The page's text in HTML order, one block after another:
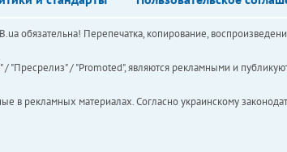
обязательна! Перепечатка, копирование,
/ "Promoted", являются рекламными и
в рекламных материалах. Согласно украинскому